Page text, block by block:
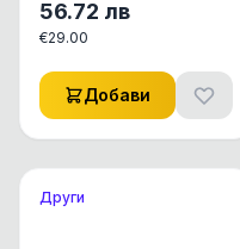
56.72 лв
€29.00
Добави
Други